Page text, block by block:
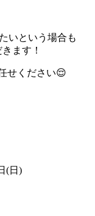
いという場合も
ます！
せください😌
(日)